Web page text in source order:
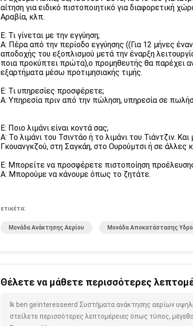
αίτηση για ειδικό πιστοποιητικό για διαφορετική
Αραβία, κλπ.
Ε: Τι γίνεται με την εγγύηση;
Α: Πέρα από την περίοδο εγγύησης ((Για 12 μήνες
αποδοχής του εξοπλισμού μετά την έναρξη
ποια προκύπτει πρώτα),ο προμηθευτής θα παρέχει
εξαρτήματα μέσω προτιμησιακής τιμής.
Ε: Τι υπηρεσίες προσφέρετε;
Α: Υπηρεσία πριν από την πώληση, υπηρεσία σε
Ε: Ποιο λιμάνι είναι κοντά σας;
Α: Το λιμάνι του Τσιντάο ή το λιμάνι του Τιάντζιν.
Γκουανγκζού, στη Σαγκάη, στο Ουρούμτσι ή σε άλλες
Ε: Μπορείτε να προσφέρετε πιστοποίηση
Α: Μπορούμε να κάνουμε όπως το ζητάτε.
ετικέτα:
Μονάδα Ανάκτησης Αερίου Μονάδα Αποκατάστασης
Θέλετε να μάθετε περισσότερες
Ik ben geïnteresseerd Συστήματα ανάκτησης αερίων
στείλετε περισσότερες λεπτομέρειες όπως τύπος,